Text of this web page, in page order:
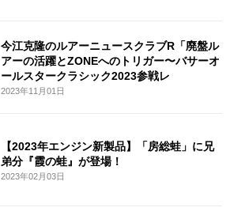
今江克隆のルアーニュースクラブR「廃盤ル
アーの活躍とZONEへのトリガー〜バサーオ
ールスタークラシック2023参戦レ
2023年11月01日
【2023年エンジン新製品】「房総蛙」に兄
弟分『霞の蛙』が登場！
2023年02月03日